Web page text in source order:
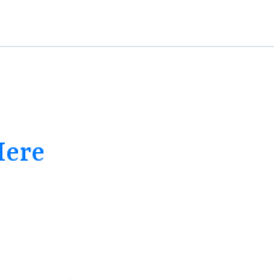
Class
ચલાવતા વર્ગ.